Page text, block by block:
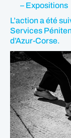
– Expositions
L’action a été
Services
d’Azur-Corse.